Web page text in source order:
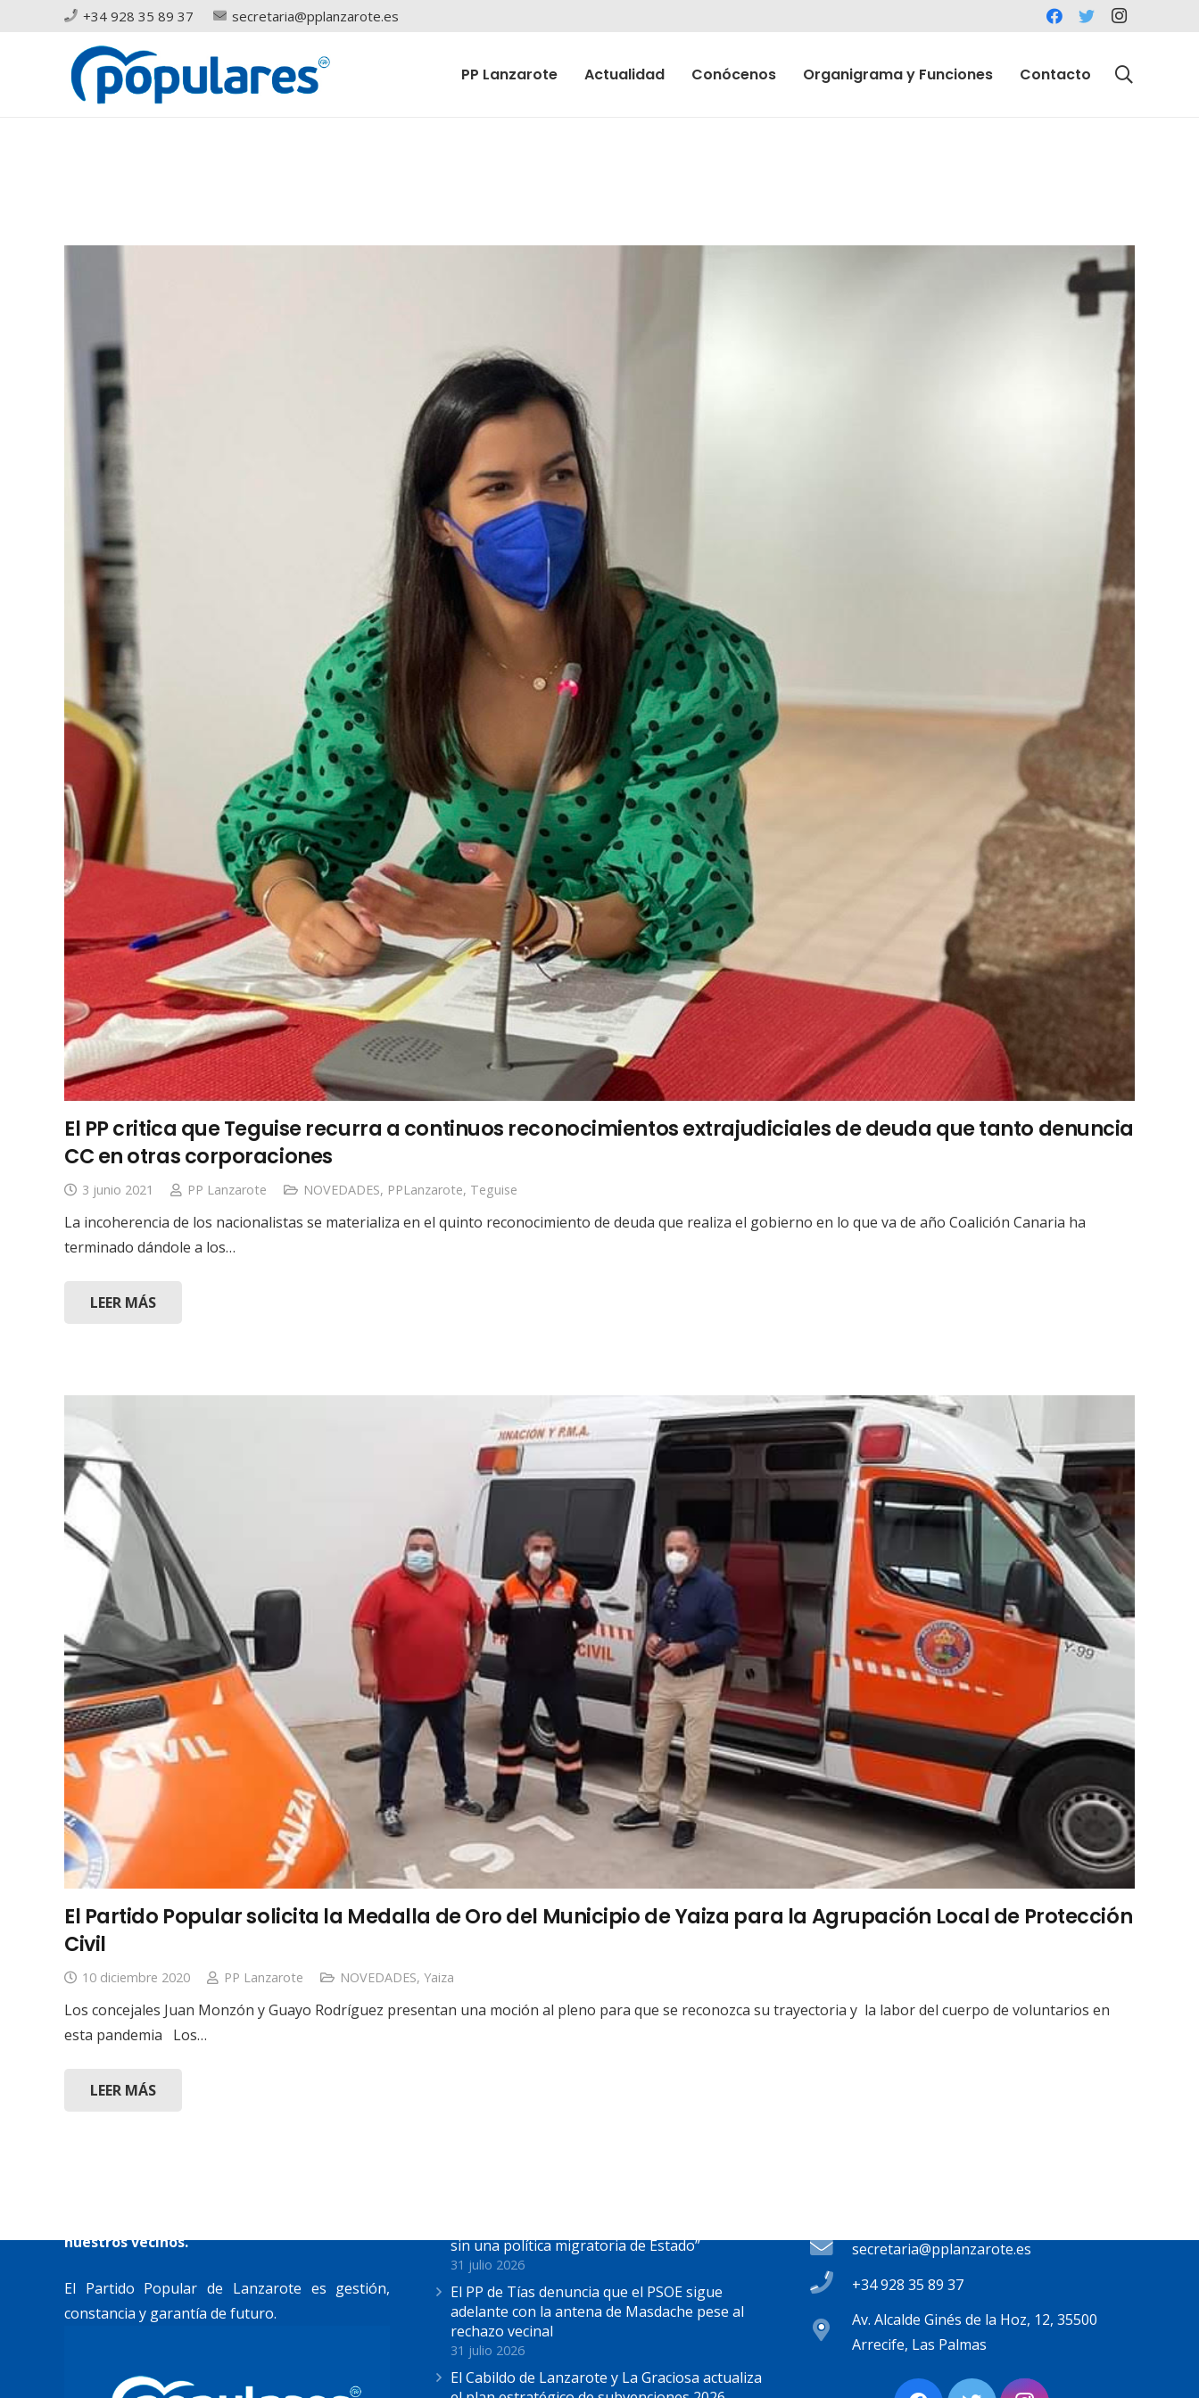
+34 928 35 89 37 secretaria@pplanzarote.es
PP Lanzarote Actualidad Conócenos Organigrama y Funciones Contacto
El PP critica que Teguise recurra a continuos reconocimientos extrajudiciales de deuda que tanto denuncia
CC en otras corporaciones
3 junio 2021 PP Lanzarote NOVEDADES, PPLanzarote, Teguise
La incoherencia de los nacionalistas se materializa en el quinto reconocimiento de deuda que realiza el gobierno en lo que va de año Coalición Canaria ha
terminado dándole a los…
LEER MÁS
El Partido Popular solicita la Medalla de Oro del Municipio de Yaiza para la Agrupación Local de Protección
Civil
10 diciembre 2020 PP Lanzarote NOVEDADES, Yaiza
Los concejales Juan Monzón y Guayo Rodríguez presentan una moción al pleno para que se reconozca su trayectoria y la labor del cuerpo de voluntarios en
esta pandemia Los…
LEER MÁS
nuestros vecinos.
El Partido Popular de Lanzarote es gestión,
constancia y garantía de futuro.
sin una política migratoria de Estado”
31 julio 2026
El PP de Tías denuncia que el PSOE sigue
adelante con la antena de Masdache pese al
rechazo vecinal
31 julio 2026
El Cabildo de Lanzarote y La Graciosa actualiza
secretaria@pplanzarote.es
+34 928 35 89 37
Av. Alcalde Ginés de la Hoz, 12, 35500
Arrecife, Las Palmas